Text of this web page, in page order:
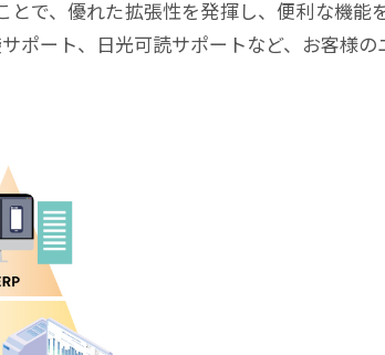
で、優れた拡張性を発揮し、便利な機能
ポート、日光可読サポートなど、お客様